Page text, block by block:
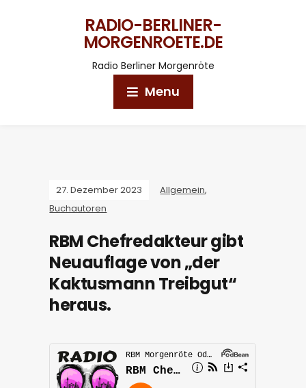
RADIO-BERLINER-
MORGENROETE.DE
Radio Berliner Morgenröte
Menu
27. Dezember 2023 Allgemein,
Buchautoren
RBM Chefredakteur gibt
Neuauflage von „der
Kaktusmann Treibgut“
heraus.